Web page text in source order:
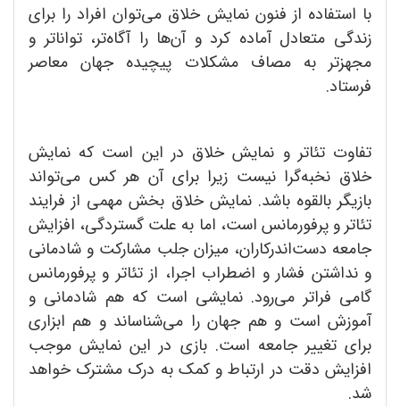
با استفاده از فنون نمایش خلاق می‌توان افراد را برای
زندگی متعادل آماده کرد و آن‌ها را آگاه‌تر، تواناتر و
مجهزتر به مصاف مشکلات پیچیده جهان معاصر
فرستاد.
تفاوت تئاتر و نمایش خلاق در این است که نمایش
خلاق نخبه‌گرا نیست زیرا برای آن هر کس می‌تواند
بازیگر بالقوه باشد. نمایش خلاق بخش مهمی از فرایند
تئاتر و پرفورمانس است، اما به علت گستردگی، افزایش
جامعه دست‌اندرکاران، میزان جلب مشارکت و شادمانی
و نداشتن فشار و اضطراب اجرا، از تئاتر و پرفورمانس
گامی فراتر می‌رود. نمایشی است که هم شادمانی و
آموزش است و هم جهان را می‌شناساند و هم ابزاری
برای تغییر جامعه است. بازی در این نمایش موجب
افزایش دقت در ارتباط و کمک به درک مشترک خواهد
شد.